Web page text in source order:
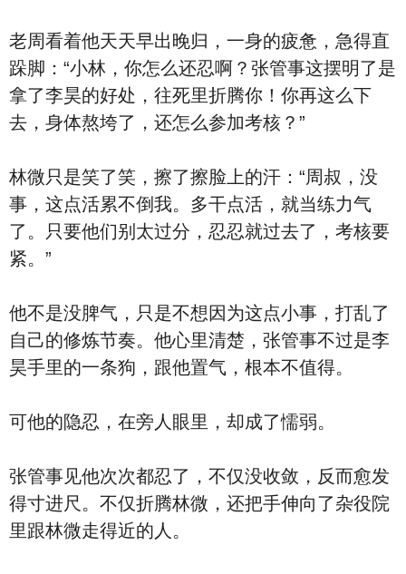
老周看着他天天早出晚归，一身的疲惫，急得直
跺脚：“小林，你怎么还忍啊？张管事这摆明了是
拿了李昊的好处，往死里折腾你！你再这么下
去，身体熬垮了，还怎么参加考核？”
林微只是笑了笑，擦了擦脸上的汗：“周叔，没
事，这点活累不倒我。多干点活，就当练力气
了。只要他们别太过分，忍忍就过去了，考核要
紧。”
他不是没脾气，只是不想因为这点小事，打乱了
自己的修炼节奏。他心里清楚，张管事不过是李
昊手里的一条狗，跟他置气，根本不值得。
可他的隐忍，在旁人眼里，却成了懦弱。
张管事见他次次都忍了，不仅没收敛，反而愈发
得寸进尺。不仅折腾林微，还把手伸向了杂役院
里跟林微走得近的人。